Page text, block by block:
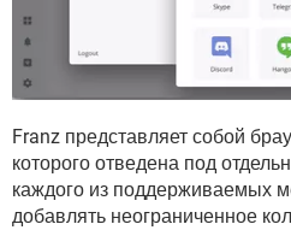
Franz представляет собой
которого отведена под
каждого из поддерживаемых
добавлять неограниченное